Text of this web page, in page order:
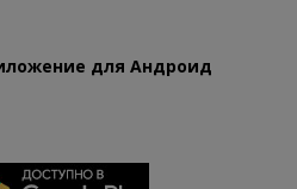
для Андроид